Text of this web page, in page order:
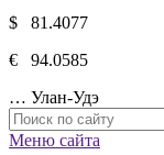
$ 81.4077
€ 94.0585
… Улан-Удэ
Меню сайта